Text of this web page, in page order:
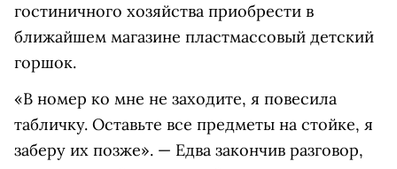
гостиничного хозяйства приобрести в
ближайшем магазине пластмассовый детский
горшок.
«В номер ко мне не заходите, я повесила
табличку. Оставьте все предметы на стойке, я
заберу их позже». — Едва закончив разговор,